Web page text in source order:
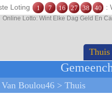
Thuis
Loting 1 7 16 27 38 40 :
Online Lotto: Wint Elke Dag Geld En
Boulou46 > Thuis